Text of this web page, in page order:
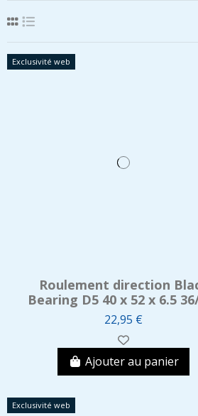
Exclusivité web
Roulement direction
Bearing D5 40 x 52 x 6.5
22,95 €
Ajouter au panier
Exclusivité web